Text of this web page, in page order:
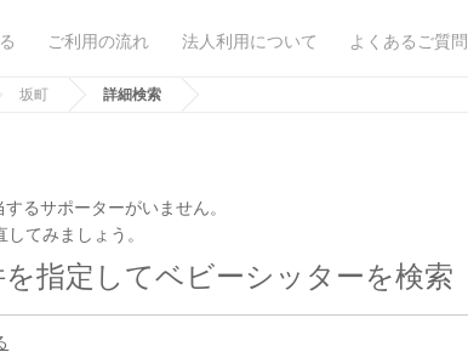
ご利用の流れ 法人利用について よくあるご質問
坂町 詳細検索
するサポーターがいません。
てみましょう。
指定してベビーシッターを検索